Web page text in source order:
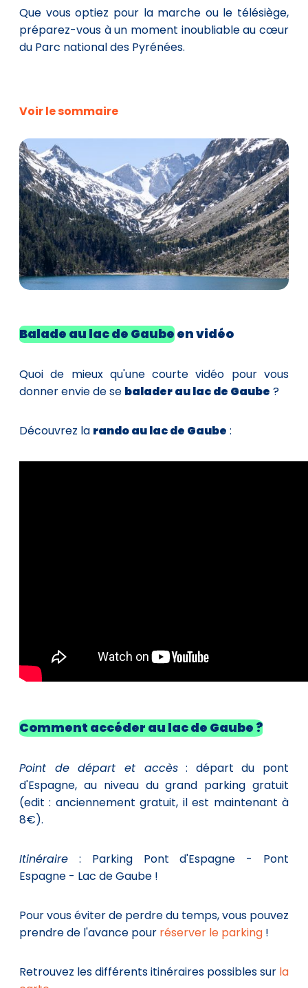
Que vous optiez pour la marche ou le télésiège,
préparez-vous à un moment inoubliable au cœur
du Parc national des Pyrénées.
Voir le sommaire
Balade au lac de Gaubeen vidéo
Quoi de mieux qu'une courte vidéo pour vous
donner envie de se balader au lac de Gaube ?
Découvrez la rando au lac de Gaube :
Comment accéder au lac de Gaube ?
Point de départ et accès: départ du pont
d'Espagne, au niveau du grand parking gratuit
(edit : anciennement gratuit, il est maintenant à
8€).
Itinéraire : Parking Pont d'Espagne - Pont
Espagne - Lac de Gaube !
Pour vous éviter de perdre du temps, vous pouvez
prendre de l'avance pour réserver le parking !
Retrouvez les différents itinéraires possibles sur la